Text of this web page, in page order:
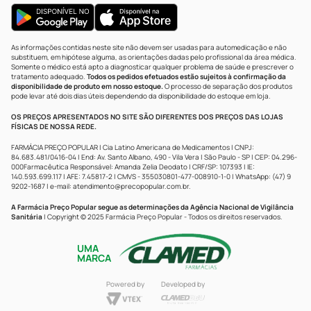
As informações contidas neste site não devem ser usadas para automedicação e não
substituem, em hipótese alguma, as orientações dadas pelo profissional da área médica.
Somente o médico está apto a diagnosticar qualquer problema de saúde e prescrever o
tratamento adequado. Todos os pedidos efetuados estão sujeitos à confirmação da
disponibilidade de produto em nosso estoque.O processo de separação dos produtos
pode levar até dois dias úteis dependendo da disponibilidade do estoque em loja.
OS PREÇOS APRESENTADOS NO SITE SÃO DIFERENTES DOS PREÇOS DAS LOJAS
FÍSICAS DE NOSSA REDE.
FARMÁCIA PREÇO POPULAR | Cia Latino Americana de Medicamentos | CNPJ:
84.683.481/0416-04 | End: Av. Santo Albano, 490 - Vila Vera | São Paulo - SP | CEP: 04.296-
000Farmacêutica Responsável: Amanda Zelia Deodato | CRF/SP: 107393 | IE:
140.593.699.117 | AFE: 7.45817-2 | CMVS - 355030801-477-008910-1-0 | WhatsApp: (47) 9
9202-1687 | e-mail: atendimento@precopopular.com.br.
A Farmácia Preço Popular segue as determinações da Agência Nacional de Vigilância
Sanitária | Copyright © 2025 Farmácia Preço Popular - Todos os direitos reservados.
UMA
MARCA
Powered by Developed by